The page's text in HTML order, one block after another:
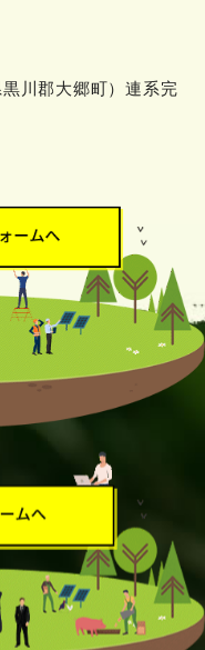
川郡大郷町）連系完